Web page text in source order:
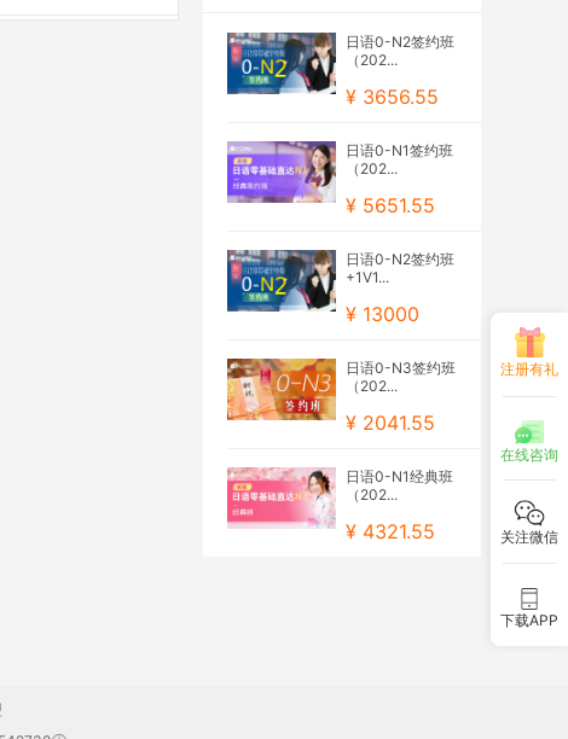
日语0-N2签约班
（202...
¥ 3656.55
日语0-N1签约班
（202...
¥ 5651.55
日语0-N2签约班
+1V1...
¥ 13000
日语0-N3签约班
（202...
¥ 2041.55
日语0-N1经典班
（202...
¥ 4321.55
注册有礼
在线咨询
关注微信
下载APP